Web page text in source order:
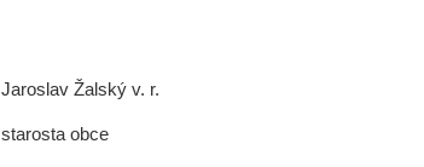
Jaroslav Žalský v. r.
starosta obce